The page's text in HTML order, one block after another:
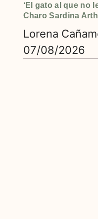
‘El gato al que no
Charo Sardina
Lorena
07/08/2026